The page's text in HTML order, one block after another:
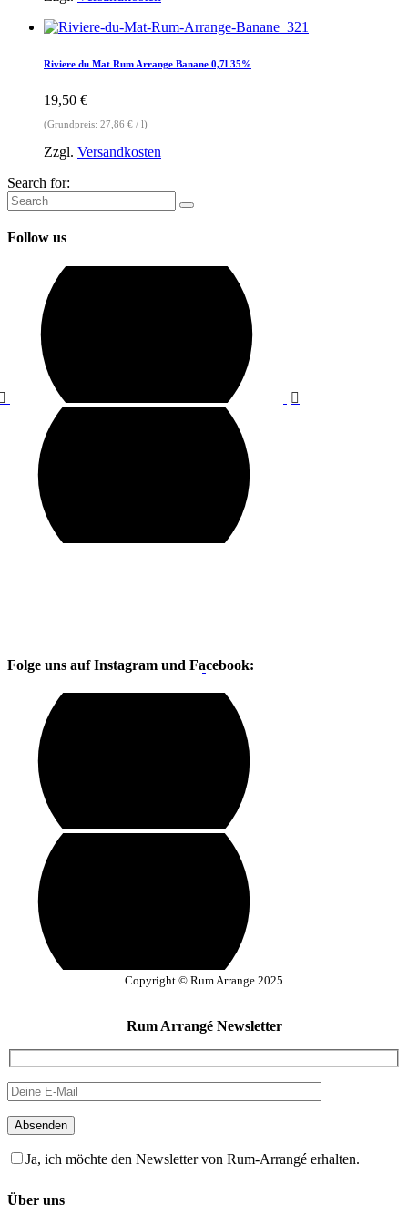
Riviere du Mat Rum Arrange Banane 0,7l 35%
19,50 €
(Grundpreis: 27,86 € / l)
Zzgl. Versandkosten
Search for:
Follow us
Folge uns auf Instagram und Facebook:
Copyright © Rum Arrange 2025
Rum Arrangé Newsletter
Absenden
Ja, ich möchte den Newsletter von Rum-Arrangé erhalten.
Über uns